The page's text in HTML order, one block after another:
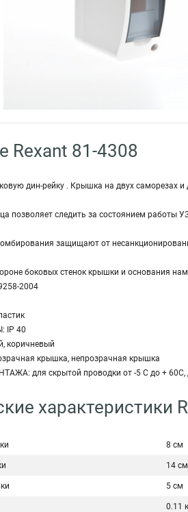
Rexant 81-4308
дин-рейку . Крышка на двух саморезах
позволяет следить за состоянием работы
защищают от
боковых стенок крышки и основания
2004
IP 40
коричневый
крышка, непрозрачная крышка
для скрытой проводки от -5 С до + 60С,
характеристики
8 см
14 см
5 см
0.11